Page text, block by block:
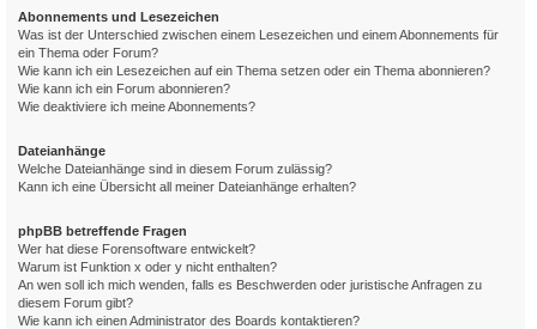
Abonnements und Lesezeichen
Was ist der Unterschied zwischen einem Lesezeichen und einem Abonnements für
ein Thema oder Forum?
Wie kann ich ein Lesezeichen auf ein Thema setzen oder ein Thema abonnieren?
Wie kann ich ein Forum abonnieren?
Wie deaktiviere ich meine Abonnements?
Dateianhänge
Welche Dateianhänge sind in diesem Forum zulässig?
Kann ich eine Übersicht all meiner Dateianhänge erhalten?
phpBB betreffende Fragen
Wer hat diese Forensoftware entwickelt?
Warum ist Funktion x oder y nicht enthalten?
An wen soll ich mich wenden, falls es Beschwerden oder juristische Anfragen zu
diesem Forum gibt?
Wie kann ich einen Administrator des Boards kontaktieren?